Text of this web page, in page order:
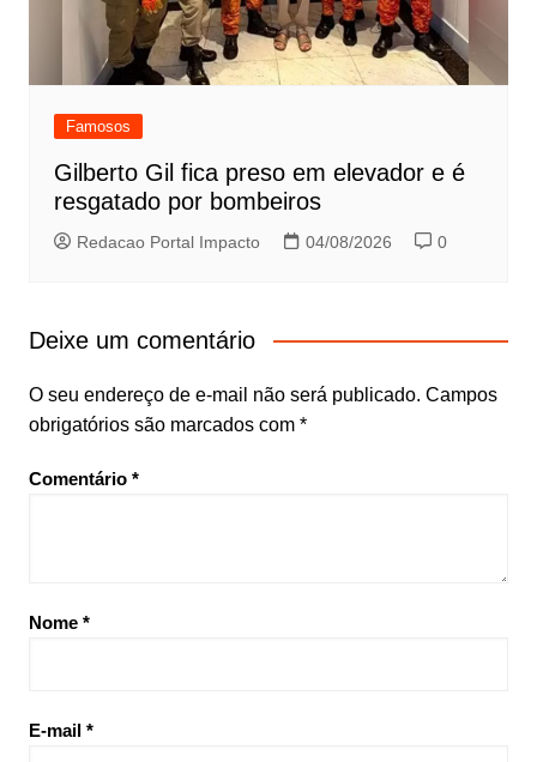
Famosos
Gilberto Gil fica preso em elevador e é
resgatado por bombeiros
Redacao Portal Impacto 04/08/2026 0
Deixe um comentário
O seu endereço de e-mail não será publicado. Campos
obrigatórios são marcados com *
Comentário *
Nome *
E-mail *